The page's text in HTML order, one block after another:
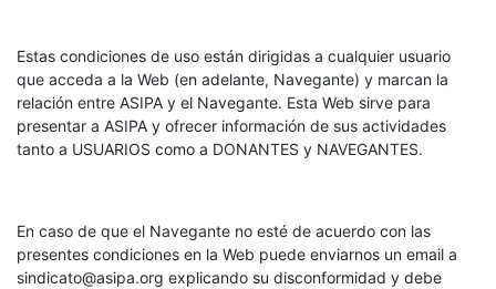
Estas condiciones de uso están dirigidas a cualquier usuario
que acceda a la Web (en adelante, Navegante) y marcan la
relación entre ASIPA y el Navegante. Esta Web sirve para
presentar a ASIPA y ofrecer información de sus actividades
tanto a USUARIOS como a DONANTES y NAVEGANTES.
En caso de que el Navegante no esté de acuerdo con las
presentes condiciones en la Web puede enviarnos un email a
sindicato@asipa.org explicando su disconformidad y debe